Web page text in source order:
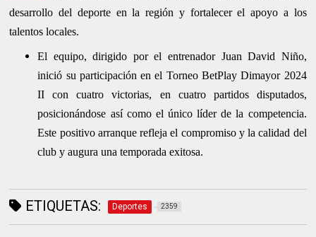
desarrollo del deporte en la región y fortalecer el apoyo a los
talentos locales.
El equipo, dirigido por el entrenador Juan David Niño,
inició su participación en el Torneo BetPlay Dimayor 2024
II con cuatro victorias, en cuatro partidos disputados,
posicionándose así como el único líder de la competencia.
Este positivo arranque refleja el compromiso y la calidad del
club y augura una temporada exitosa.
ETIQUETAS: Deportes 2359